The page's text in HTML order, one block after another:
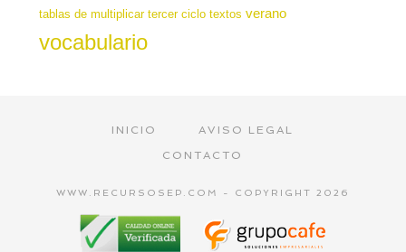
tablas de multiplicar tercer ciclo textos verano
vocabulario
INICIO
AVISO LEGAL
CONTACTO
WWW.RECURSOSEP.COM - COPYRIGHT 2026